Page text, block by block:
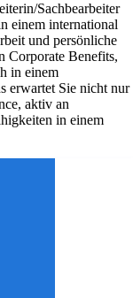
Sachbearbeiter
einem international
und persönliche
Corporate Benefits,
in einem
erwartet Sie nicht nur
aktiv an
in einem